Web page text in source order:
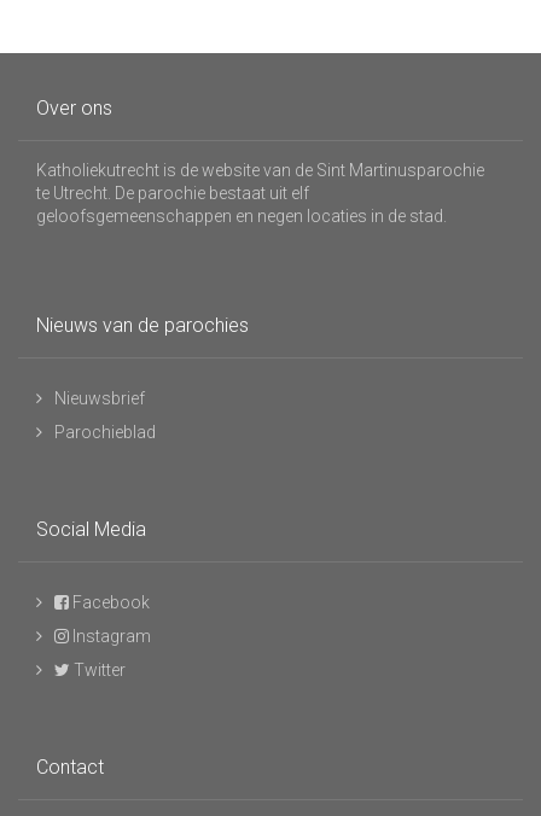
Over ons
Katholiekutrecht is de website van de Sint Martinusparochie
te Utrecht. De parochie bestaat uit elf
geloofsgemeenschappen en negen locaties in de stad.
Nieuws van de parochies
Nieuwsbrief
Parochieblad
Social Media
Facebook
Instagram
Twitter
Contact